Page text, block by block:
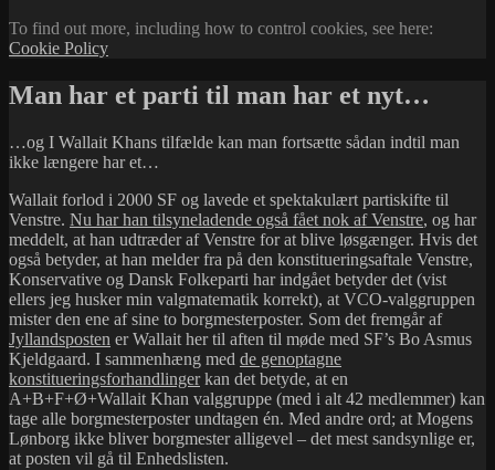
To find out more, including how to control cookies, see here:
Cookie Policy
Man har et parti til man har et nyt…
…og I Wallait Khans tilfælde kan man fortsætte sådan indtil man
ikke længere har et…
Wallait forlod i 2000 SF og lavede et spektakulært partiskifte til
Venstre. Nu har han tilsyneladende også fået nok af Venstre, og har
meddelt, at han udtræder af Venstre for at blive løsgænger. Hvis det
også betyder, at han melder fra på den konstitueringsaftale Venstre,
Konservative og Dansk Folkeparti har indgået betyder det (vist
ellers jeg husker min valgmatematik korrekt), at VCO-valggruppen
mister den ene af sine to borgmesterposter. Som det fremgår af
Jyllandsposten er Wallait her til aften til møde med SF’s Bo Asmus
Kjeldgaard. I sammenhæng med de genoptagne
konstitueringsforhandlingerkan det betyde, at en
A+B+F+Ø+Wallait Khan valggruppe (med i alt 42 medlemmer) kan
tage alle borgmesterposter undtagen én. Med andre ord; at Mogens
Lønborg ikke bliver borgmester alligevel – det mest sandsynlige er,
at posten vil gå til Enhedslisten.